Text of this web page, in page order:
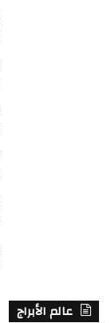
عالم الأبراج